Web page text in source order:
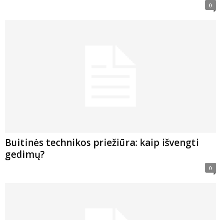
0
Buitinės technikos priežiūra: kaip išvengti
gedimų?
0